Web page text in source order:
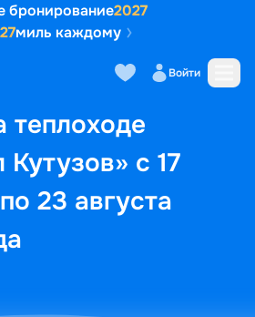
бронирование2027
миль каждому
Войти
теплоходе
с 17
23 августа
кают Маршрут и